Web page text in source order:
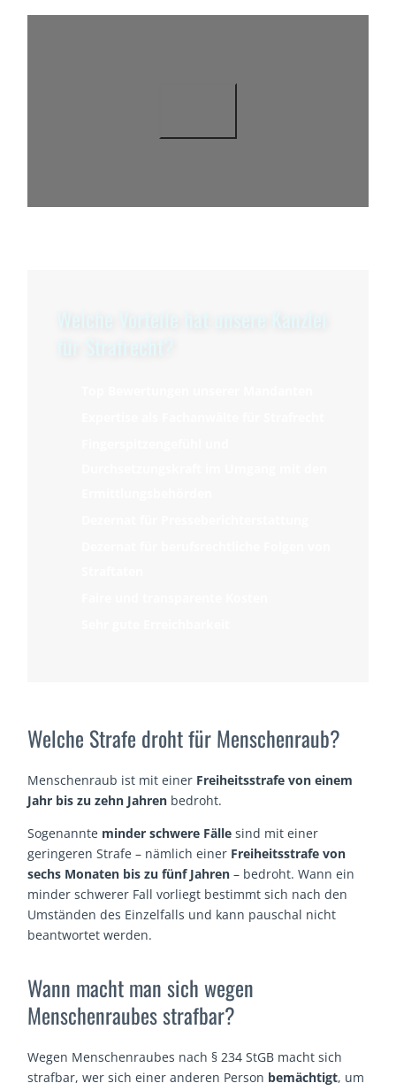
Welche Strafe droht für Menschenraub?
Menschenraub ist mit einer Freiheitsstrafe von einem
Jahr bis zu zehn Jahren bedroht.
Sogenannte minder schwere Fälle sind mit einer
geringeren Strafe – nämlich einer Freiheitsstrafe von
sechs Monaten bis zu fünf Jahren – bedroht. Wann ein
minder schwerer Fall vorliegt bestimmt sich nach den
Umständen des Einzelfalls und kann pauschal nicht
beantwortet werden.
Wann macht man sich wegen
Menschenraubes strafbar?
Wegen Menschenraubes nach § 234 StGB macht sich
strafbar, wer sich einer anderen Person bemächtigt, um